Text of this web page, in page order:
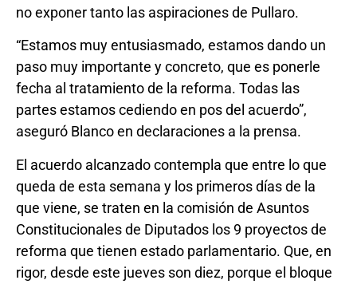
no exponer tanto las aspiraciones de Pullaro.
“Estamos muy entusiasmado, estamos dando un
paso muy importante y concreto, que es ponerle
fecha al tratamiento de la reforma. Todas las
partes estamos cediendo en pos del acuerdo”,
aseguró Blanco en declaraciones a la prensa.
El acuerdo alcanzado contempla que entre lo que
queda de esta semana y los primeros días de la
que viene, se traten en la comisión de Asuntos
Constitucionales de Diputados los 9 proyectos de
reforma que tienen estado parlamentario. Que, en
rigor, desde este jueves son diez, porque el bloque